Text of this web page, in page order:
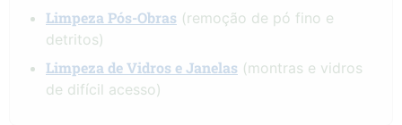
Limpeza Pós-Obras (remoção de pó fino e
detritos)
Limpeza de Vidros e Janelas (montras e vidros
de difícil acesso)